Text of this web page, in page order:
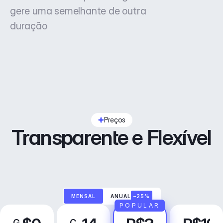
gere uma semelhante de outra
duração
Preços
Transparente e Flexível
MENSAL ANUAL –25%
POPULAR